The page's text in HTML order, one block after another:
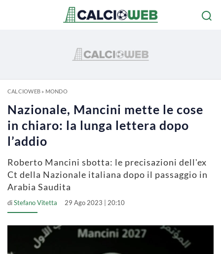
CALCIOWEB» MONDO
Nazionale, Mancini mette le cose
in chiaro: la lunga lettera dopo
l’addio
Roberto Mancini sbotta: le precisazioni dell'ex
Ct della Nazionale italiana dopo il passaggio in
Arabia Saudita
diStefano Vitetta 29 Ago 2023 | 20:10